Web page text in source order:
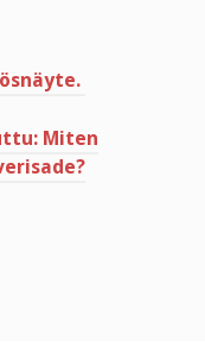
Miten